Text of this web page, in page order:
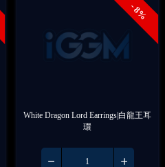
- 8%
White Dragon Lord Earrings|白龍王耳
環